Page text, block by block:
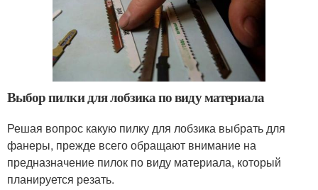
Выбор пилки для лобзика по виду материала
Решая вопрос какую пилку для лобзика выбрать для
фанеры, прежде всего обращают внимание на
предназначение пилок по виду материала, который
планируется резать.